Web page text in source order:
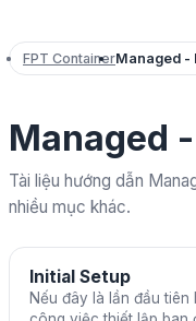
FPT ContainerManaged -
Managed
Tài liệu hướng dẫn
nhiều mục khác.
Initial Setup
Nếu đây là lần đầu